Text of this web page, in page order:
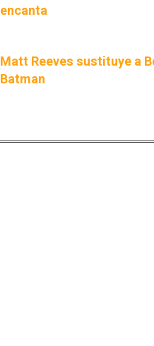
encanta
Matt Reeves sustituye a
Batman